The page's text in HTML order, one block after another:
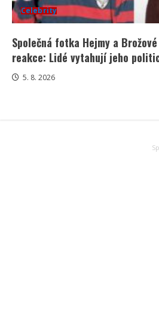
Celebrity
Společná fotka Hejmy a
reakce: Lidé vytahují jeho
5. 8. 2026